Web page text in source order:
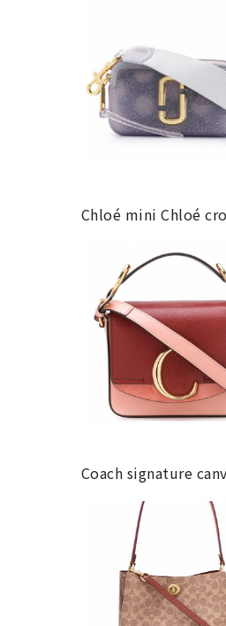
Chloé mini Chloé
Coach signature